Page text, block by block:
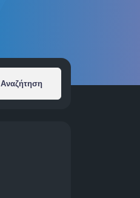
Αναζήτηση